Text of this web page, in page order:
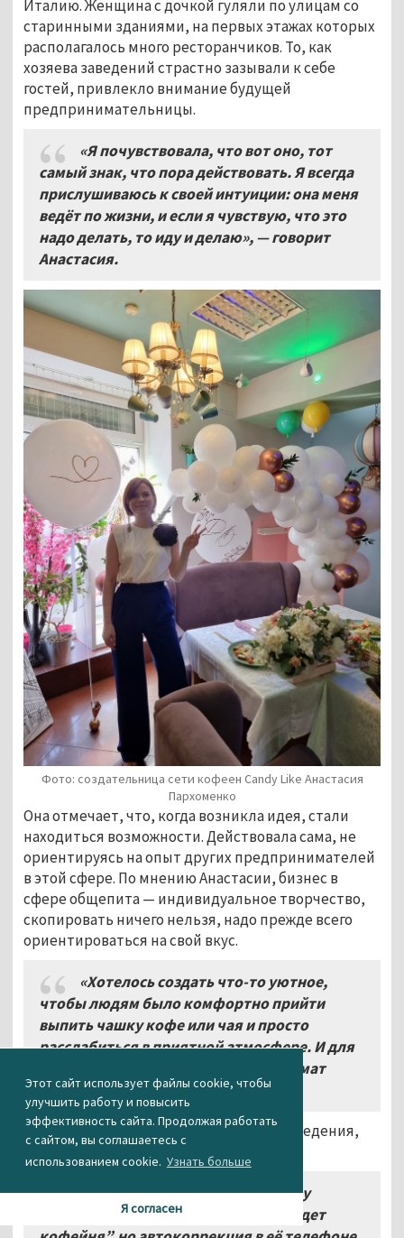
Этот сайт использует файлы cookie, чтобы
улучшить работу и повысить
эффективность сайта. Продолжая работать
с сайтом, вы соглашаетесь с
использованием cookie. Узнать больше
Я согласен
Италию. Женщина с дочкой гуляли по улицам со
старинными зданиями, на первых этажах которых
располагалось много ресторанчиков. То, как
хозяева заведений страстно зазывали к себе
гостей, привлекло внимание будущей
предпринимательницы.
«Я почувствовала, что вот оно, тот
самый знак, что пора действовать. Я всегда
прислушиваюсь к своей интуиции: она меня
ведёт по жизни, и если я чувствую, что это
надо делать, то иду и делаю», — говорит
Анастасия.
Фото: создательница сети кофеен Candy Like Анастасия
Пархоменко
Она отмечает, что, когда возникла идея, стали
находиться возможности. Действовала сама, не
ориентируясь на опыт других предпринимателей
в этой сфере. По мнению Анастасии, бизнес в
сфере общепита — индивидуальное творчество,
скопировать ничего нельзя, надо прежде всего
ориентироваться на свой вкус.
«Хотелось создать что-то уютное,
чтобы людям было комфортно прийти
выпить чашку кофе или чая и просто
расслабиться в приятной атмосфере. И для
таких целей отлично подходил формат
кофейни», — делится бизнес-леди.
Решение о том, каким будет формат заведения,
тоже появилось случайно:
«Я общалась с подругой на тему
кофейни, и она хотела написать “будет